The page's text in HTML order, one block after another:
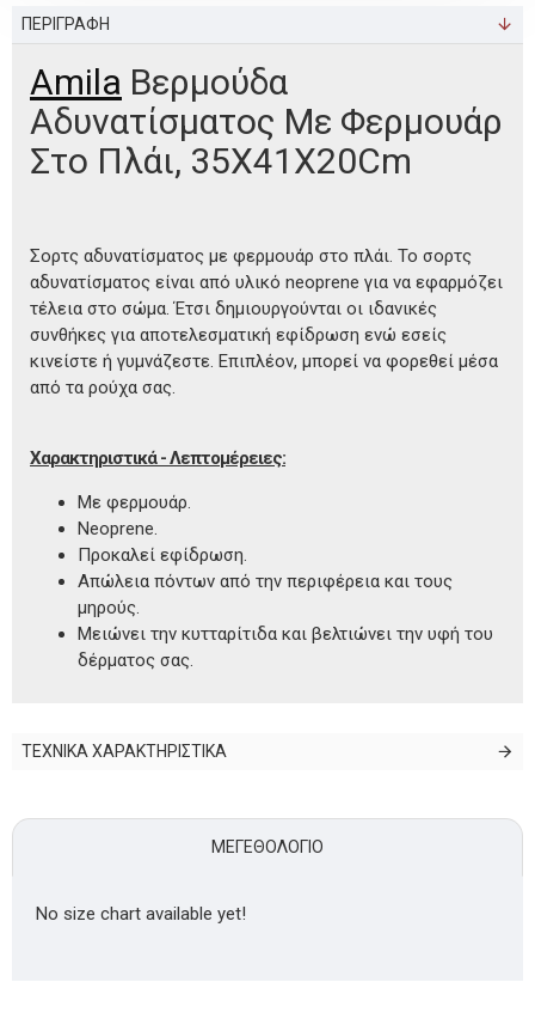
ΠΕΡΙΓΡΑΦΗ
Amila Βερμούδα
Αδυνατίσματος Με Φερμουάρ
Στο Πλάι, 35X41X20Cm
Σορτς αδυνατίσματος με φερμουάρ στο πλάι. Το σορτς
αδυνατίσματος είναι από υλικό neoprene για να εφαρμόζει
τέλεια στο σώμα. Έτσι δημιουργούνται οι ιδανικές
συνθήκες για αποτελεσματική εφίδρωση ενώ εσείς
κινείστε ή γυμνάζεστε. Επιπλέον, μπορεί να φορεθεί μέσα
από τα ρούχα σας.
Χαρακτηριστικά - Λεπτομέρειες:
Με φερμουάρ.
Neoprene.
Προκαλεί εφίδρωση.
Απώλεια πόντων από την περιφέρεια και τους
μηρούς.
Μειώνει την κυτταρίτιδα και βελτιώνει την υφή του
δέρματος σας.
ΤΕΧΝΙΚΑ ΧΑΡΑΚΤΗΡΙΣΤΙΚΑ
ΜΕΓΕΘΟΛΌΓΙΟ
No size chart available yet!